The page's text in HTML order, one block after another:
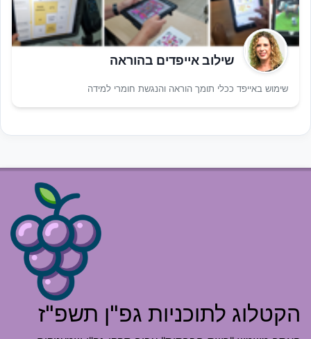
שילוב אייפדים בהוראה
שימוש באייפד ככלי תומך הוראה והנגשת חומרי למידה
הקטלוג לתוכניות גפ"ן תשפ"ז